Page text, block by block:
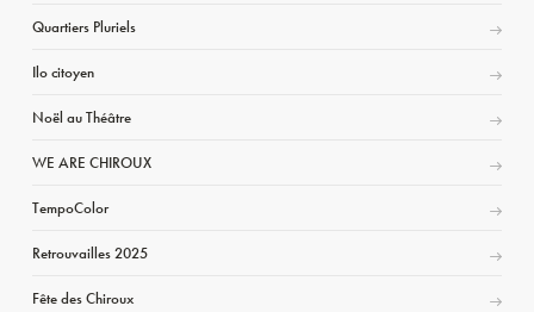
Quartiers Pluriels
Ilo citoyen
Noël au Théâtre
WE ARE CHIROUX
TempoColor
Retrouvailles 2025
Fête des Chiroux